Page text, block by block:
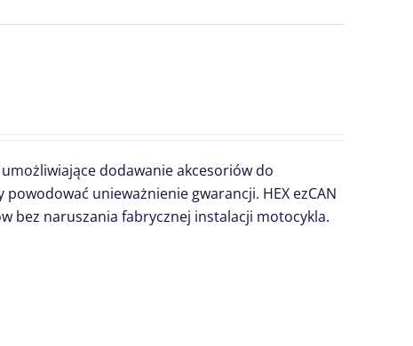
dodawanie akcesoriów do
unieważnienie gwarancji. HEX ezCAN
bez naruszania fabrycznej instalacji motocykla.